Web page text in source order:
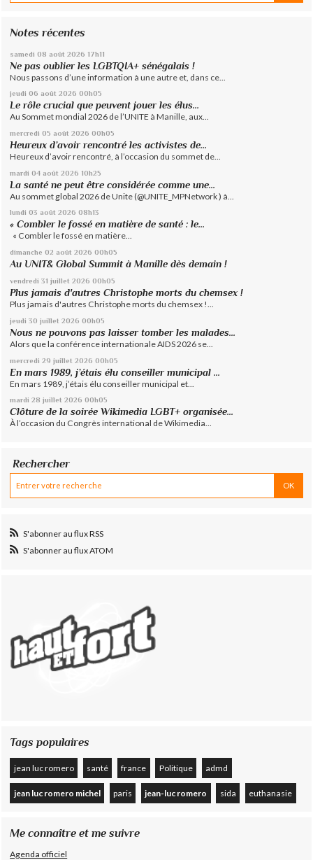
Notes récentes
samedi 08 août 2026 17h11
Ne pas oublier les LGBTQIA+ sénégalais !
Nous passons d’une information à une autre et, dans ce...
jeudi 06 août 2026 00h05
Le rôle crucial que peuvent jouer les élus...
Au Sommet mondial 2026 de l’UNITE à Manille, aux...
mercredi 05 août 2026 00h05
Heureux d’avoir rencontré les activistes de...
Heureux d’avoir rencontré, à l’occasion du sommet de...
mardi 04 août 2026 10h25
La santé ne peut être considérée comme une...
Au sommet global 2026 de Unite (@UNITE_MPNetwork ) à...
lundi 03 août 2026 08h13
« Combler le fossé en matière de santé : le...
« Combler le fossé en matière...
dimanche 02 août 2026 00h05
Au UNIT& Global Summit à Manille dès demain !
vendredi 31 juillet 2026 00h05
Plus jamais d'autres Christophe morts du chemsex !
Plus jamais d'autres Christophe morts du chemsex !...
jeudi 30 juillet 2026 00h05
Nous ne pouvons pas laisser tomber les malades...
Alors que la conférence internationale AIDS 2026 se...
mercredi 29 juillet 2026 00h05
En mars 1989, j’étais élu conseiller municipal ...
En mars 1989, j’étais élu conseiller municipal et...
mardi 28 juillet 2026 00h05
Clôture de la soirée Wikimedia LGBT+ organisée...
À l’occasion du Congrès international de Wikimedia...
Rechercher
S'abonner au flux RSS
S'abonner au flux ATOM
Tags populaires
jean luc romero santé france Politique admd
jean luc romero michel paris jean-luc romero sida euthanasie
Me connaître et me suivre
Agenda officiel